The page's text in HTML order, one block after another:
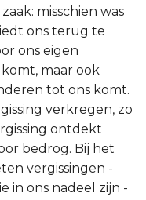
misschien was
ons terug te
ons eigen
maar ook
tot ons komt.
verkregen, zo
ontdekt
bedrog. Bij het
vergissingen -
in ons nadeel zijn -